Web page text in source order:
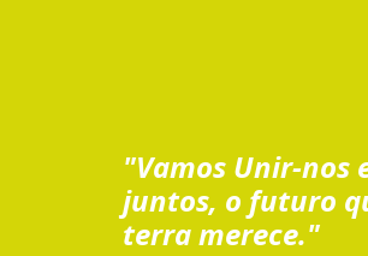
"​Vamos Unir-nos
juntos, o futuro
terra merece."